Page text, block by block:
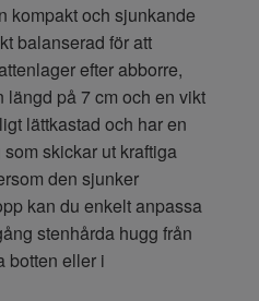
kompakt och sjunkande
balanserad för att
efter abborre,
längd på 7 cm och en vikt
lättkastad och har en
skickar ut kraftiga
den sjunker
kan du enkelt anpassa
stenhårda hugg från
botten eller i